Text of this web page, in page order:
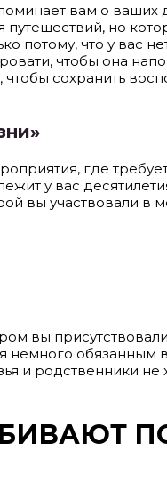
вам о
но
потому, что у вас
чтобы она
сохранить
где
у вас
вы участвовали в
вы
обязанным
и родственники не